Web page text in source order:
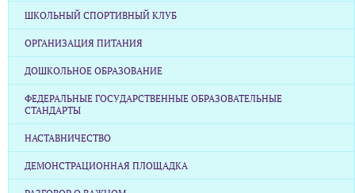
ШКОЛЬНЫЙ СПОРТИВНЫЙ КЛУБ
ОРГАНИЗАЦИЯ ПИТАНИЯ
ДОШКОЛЬНОЕ ОБРАЗОВАНИЕ
ФЕДЕРАЛЬНЫЕ ГОСУДАРСТВЕННЫЕ ОБРАЗОВАТЕЛЬНЫЕ
СТАНДАРТЫ
НАСТАВНИЧЕСТВО
ДЕМОНСТРАЦИОННАЯ ПЛОЩАДКА